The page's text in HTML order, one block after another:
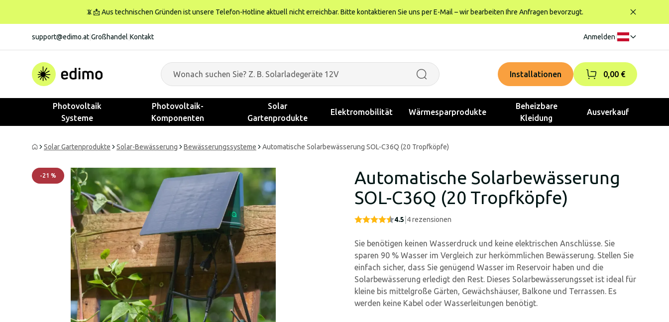
📵📩 Aus technischen Gründen ist unsere Telefon-Hotline aktuell nicht erreichbar. Bitte kontaktieren Sie uns per E-Mail – wir bearbeiten Ihre Anfragen bevorzugt.
support@edimo.at Großhandel Kontakt Anmelden
Installationen 0,00 €
Photovoltaik
Systeme
Photovoltaik-
Komponenten
Solar
Gartenprodukte
Elektromobilität Wärmesparprodukte
Beheizbare
Kleidung
Ausverkauf
Solar Gartenprodukte Solar-Bewässerung Bewässerungssysteme Automatische Solarbewässerung SOL-C36Q (20 Tropfköpfe)
-21 %
Automatische Solarbewässerung
SOL-C36Q (20 Tropfköpfe)
4.5 4rezensionen
Sie benötigen keinen Wasserdruck und keine elektrischen Anschlüsse. Sie
sparen 90 % Wasser im Vergleich zur herkömmlichen Bewässerung. Stellen Sie
einfach sicher, dass Sie genügend Wasser im Reservoir haben und die
Solarbewässerung erledigt den Rest. Dieses Solarbewässerungsset ist ideal für
kleine bis mittelgroße Gärten, Gewächshäuser, Balkone und Terrassen. Es
werden keine Kabel oder Wasserleitungen benötigt.